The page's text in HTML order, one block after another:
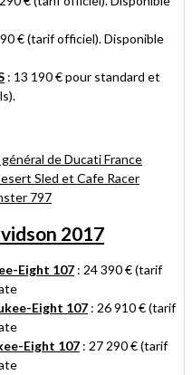
€ (tarif officiel). Disponible
: 13 190 € pour standard et
de Ducati France
Sled et Cafe Racer
797
2017
Eight 107 : 24 390 € (tarif
Eight 107 : 26 910 € (tarif
Eight 107 : 27 290 € (tarif